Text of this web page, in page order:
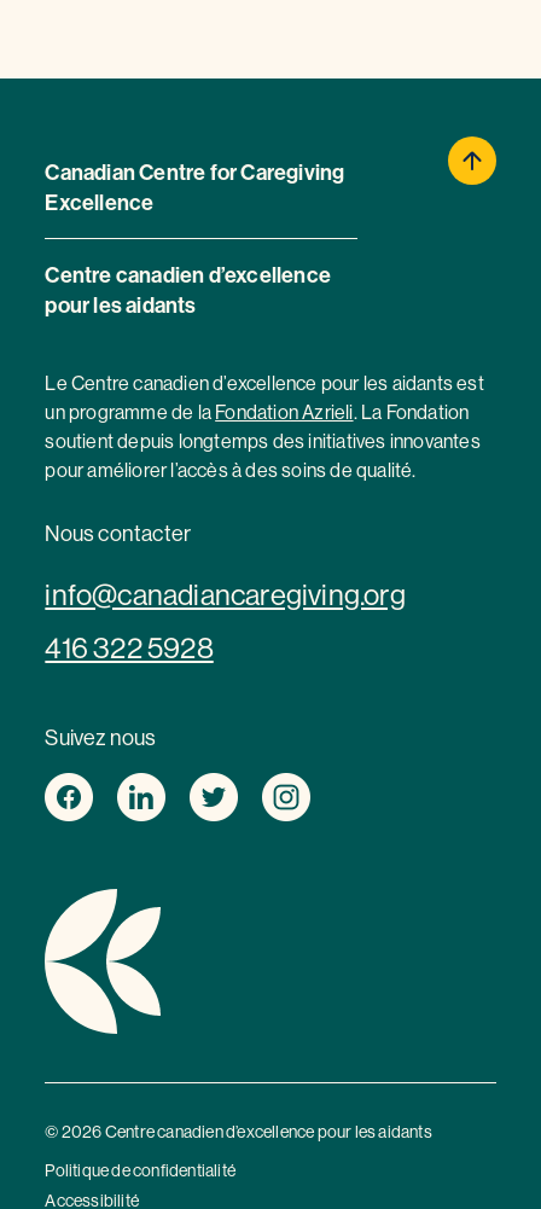
Canadian Centre for Caregiving
Excellence
Centre canadien d’excellence
pour les aidants
Le Centre canadien d’excellence pour les aidants est
un programme de la Fondation Azrieli. La Fondation
soutient depuis longtemps des initiatives innovantes
pour améliorer l’accès à des soins de qualité.
Nous contacter
info@canadiancaregiving.org
416 322 5928
Suivez nous
© 2026 Centre canadien d’excellence pour les aidants
Politique de confidentialité
Accessibilité